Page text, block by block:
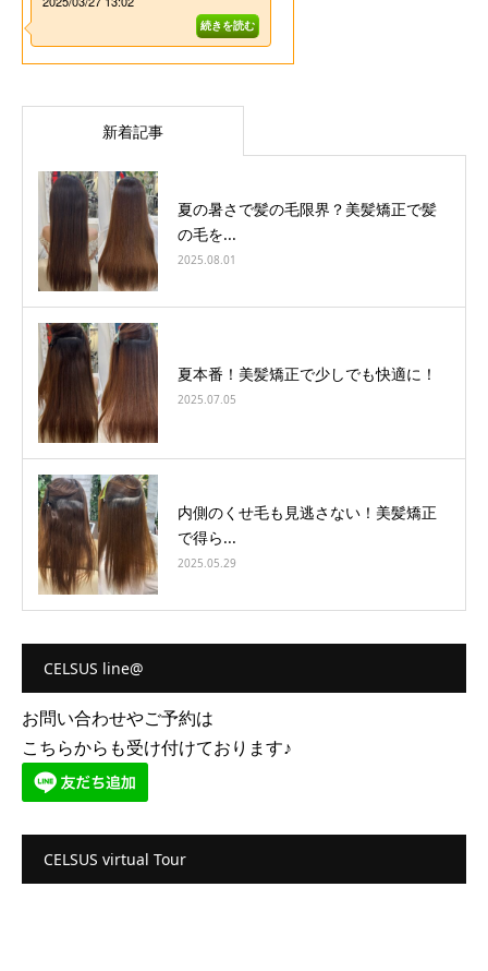
新着記事
夏の暑さで髪の毛限界？美髪矯正で髪
の毛を...
2025.08.01
夏本番！美髪矯正で少しでも快適に！
2025.07.05
内側のくせ毛も見逃さない！美髪矯正
で得ら...
2025.05.29
CELSUS line@
お問い合わせやご予約は
こちらからも受け付けております♪
CELSUS virtual Tour